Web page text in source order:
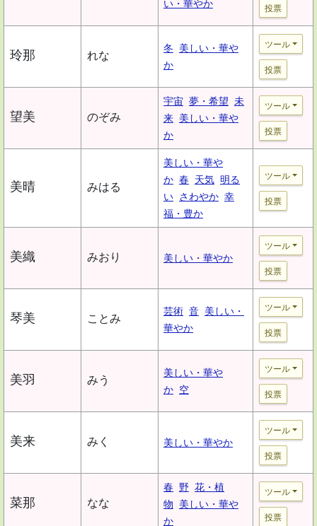
い・華やか
投票
玲那 れな
冬
美しい・華や
か
ツール
投票
望美 のぞみ
宇宙 夢・希望 未
来 美しい・華や
か
ツール
投票
美晴 みはる
美しい・華や
か 春 天気 明る
い さわやか 幸
福・豊か
ツール
投票
美織 みおり 美しい・華やか
ツール
投票
琴美 ことみ
芸術 音 美しい・
華やか
ツール
投票
美羽 みう
美しい・華や
か 空
ツール
投票
美来 みく 美しい・華やか
ツール
投票
菜那 なな
春 野 花・植
物
美しい・華や
か
ツール
投票